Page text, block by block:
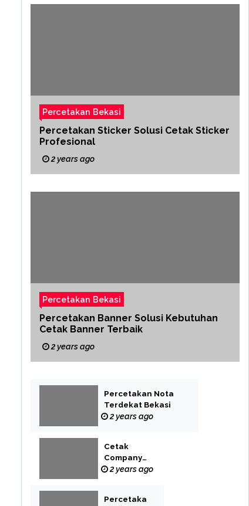
Percetakan Bekasi
Percetakan Sticker Solusi Cetak Sticker
Profesional
2 years ago
Percetakan Bekasi
Percetakan Banner Solusi Kebutuhan
Cetak Banner Terbaik
2 years ago
Percetakan Nota
Terdekat Bekasi
2 years ago
Cetak
Company
Profile Bekasi
2 years ago
Percetaka